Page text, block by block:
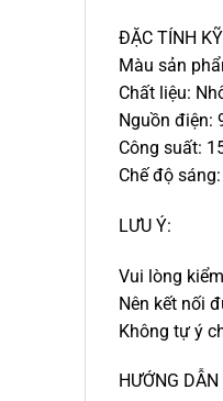
ĐẶC TÍNH
Màu sản
Chất liệu:
Nguồn điện:
Công suất:
Chế độ
LƯU Ý:
Vui lòng
Nên kết nối
Không tự ý
HƯỚNG